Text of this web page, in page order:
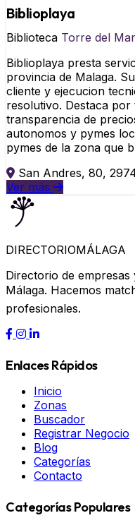
Biblioplaya
Biblioteca Torre del Mar
Biblioplaya presta
provincia de Malaga.
cliente y ejecucion
resolutivo. Destaca
transparencia de
autonomos y pymes
pymes de la zona que
San Andres, 80,
Ver más
DIRECTORIOMÁLAGA
Directorio de
Málaga. Hacemos
profesionales.
Enlaces Rápidos
Inicio
Zonas
Buscador
Registrar Negocio
Blog
Categorías
Contacto
Categorías Populares